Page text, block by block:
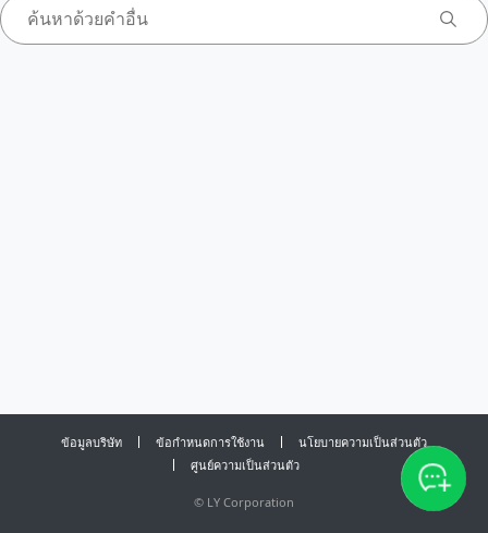
ข้อมูลบริษัท ข้อกำหนดการใช้งาน
นโยบายความเป็นส่วนตัว
ศูนย์ความเป็นส่วนตัว
© LY Corporation